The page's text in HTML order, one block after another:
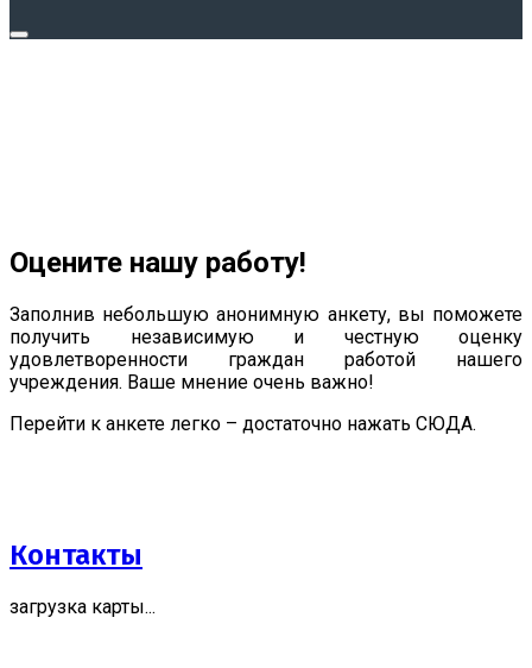
Оцените нашу работу!
Заполнив небольшую анонимную анкету, вы поможете
получить независимую и честную оценку
удовлетворенности граждан работой нашего
учреждения. Ваше мнение очень важно!
Перейти к анкете легко – достаточно нажать СЮДА.
Контакты
загрузка карты...